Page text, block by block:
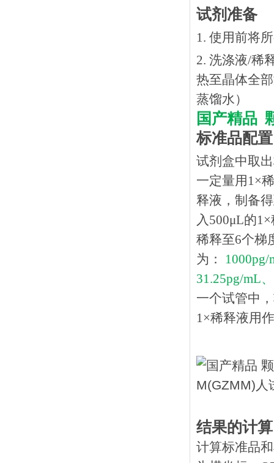
试剂准备
1. 使用前将
2. 洗涤液/稀
热⾄晶体全
蒸馏水）
国产精品
标准品配置
试剂盒中取
一定量用1×
释液，制备
入500μL的
稀释至6个梯
为：
1000pg/
31.25pg/mL
一个试管中
1×稀释液用
结果的计算
计算标准品